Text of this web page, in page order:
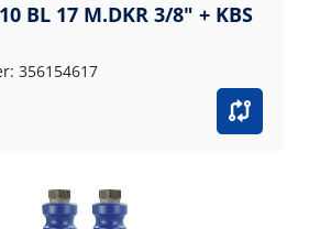
BL 17 M.DKR 3/8" + KBS
356154617